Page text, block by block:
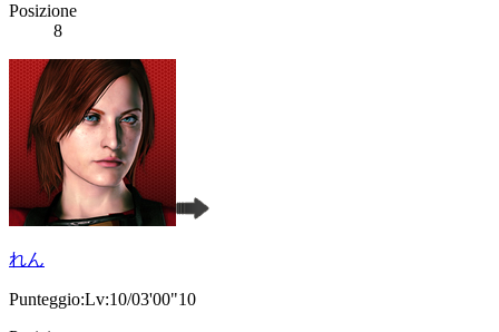
Posizione
8
れん
Punteggio:Lv:10/03'00"10